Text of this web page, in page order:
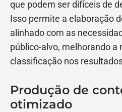
que podem ser difíceis de
Isso permite a elaboração
alinhado com as
público-alvo, melhorando a
classificação nos
Produção de
otimizado